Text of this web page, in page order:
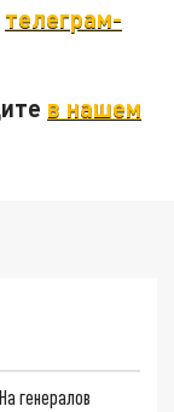
телеграм-
в нашем
генералов